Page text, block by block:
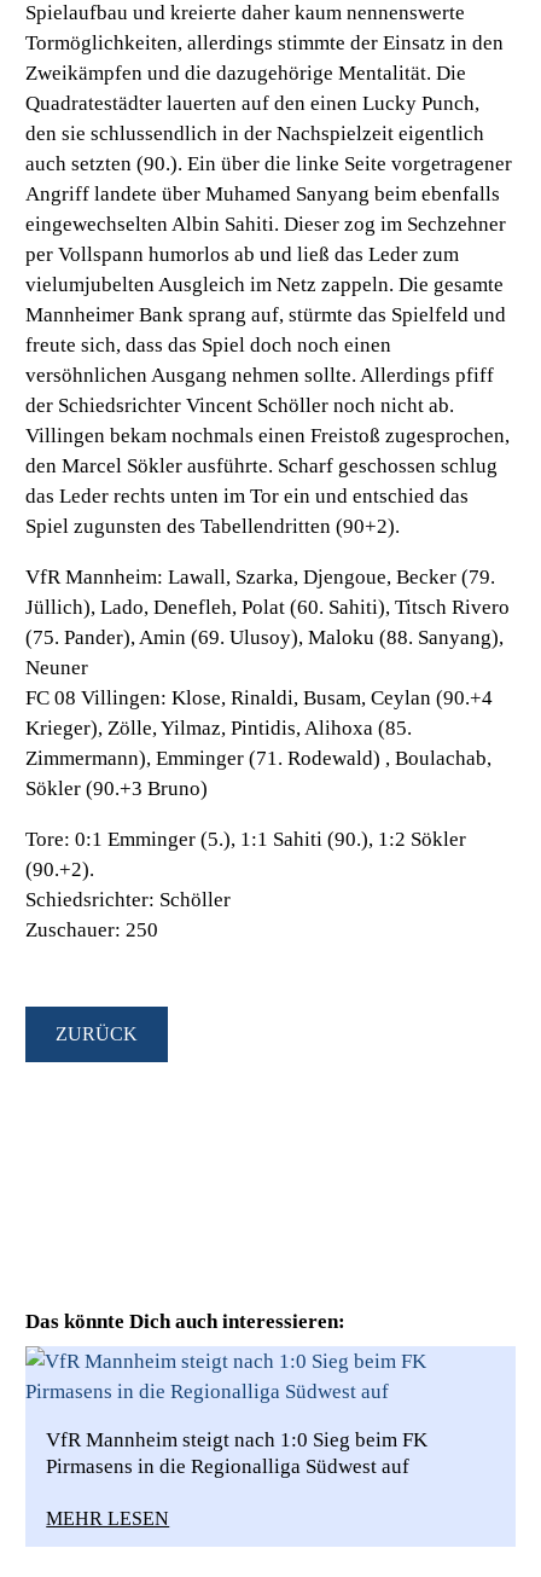
Spielaufbau und kreierte daher kaum nennenswerte
Tormöglichkeiten, allerdings stimmte der Einsatz in den
Zweikämpfen und die dazugehörige Mentalität. Die
Quadratestädter lauerten auf den einen Lucky Punch,
den sie schlussendlich in der Nachspielzeit eigentlich
auch setzten (90.). Ein über die linke Seite vorgetragener
Angriff landete über Muhamed Sanyang beim ebenfalls
eingewechselten Albin Sahiti. Dieser zog im Sechzehner
per Vollspann humorlos ab und ließ das Leder zum
vielumjubelten Ausgleich im Netz zappeln. Die gesamte
Mannheimer Bank sprang auf, stürmte das Spielfeld und
freute sich, dass das Spiel doch noch einen
versöhnlichen Ausgang nehmen sollte. Allerdings pfiff
der Schiedsrichter Vincent Schöller noch nicht ab.
Villingen bekam nochmals einen Freistoß zugesprochen,
den Marcel Sökler ausführte. Scharf geschossen schlug
das Leder rechts unten im Tor ein und entschied das
Spiel zugunsten des Tabellendritten (90+2).
VfR Mannheim: Lawall, Szarka, Djengoue, Becker (79.
Jüllich), Lado, Denefleh, Polat (60. Sahiti), Titsch Rivero
(75. Pander), Amin (69. Ulusoy), Maloku (88. Sanyang),
Neuner
FC 08 Villingen: Klose, Rinaldi, Busam, Ceylan (90.+4
Krieger), Zölle, Yilmaz, Pintidis, Alihoxa (85.
Zimmermann), Emminger (71. Rodewald) , Boulachab,
Sökler (90.+3 Bruno)
Tore: 0:1 Emminger (5.), 1:1 Sahiti (90.), 1:2 Sökler
(90.+2).
Schiedsrichter: Schöller
Zuschauer: 250
ZURÜCK
Das könnte Dich auch interessieren:
VfR Mannheim steigt nach 1:0 Sieg beim FK
Pirmasens in die Regionalliga Südwest auf
MEHR LESEN